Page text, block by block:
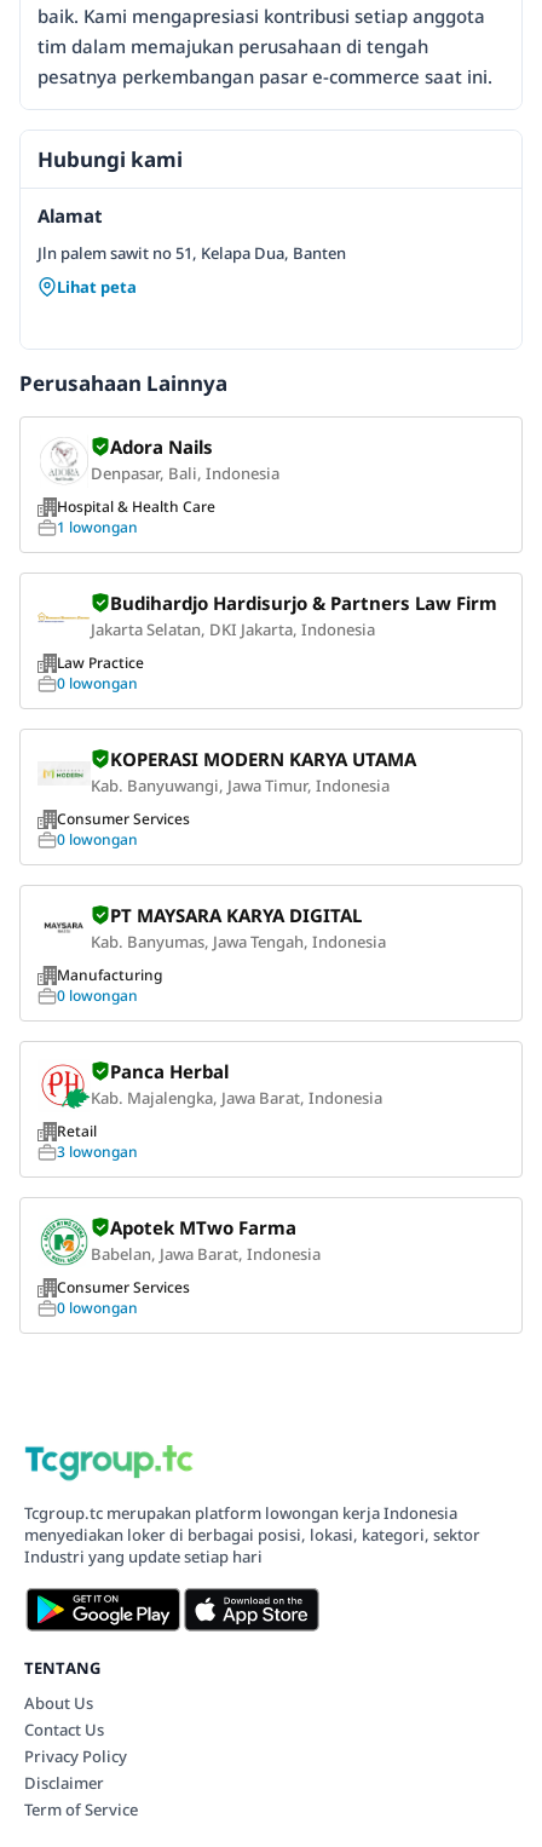
baik. Kami mengapresiasi kontribusi setiap anggota
tim dalam memajukan perusahaan di tengah
pesatnya perkembangan pasar e-commerce saat ini.
Hubungi kami
Alamat
Jln palem sawit no 51, Kelapa Dua, Banten
Lihat peta
Perusahaan Lainnya
Adora Nails
Denpasar, Bali, Indonesia
Hospital & Health Care
1 lowongan
Budihardjo Hardisurjo & Partners Law Firm
Jakarta Selatan, DKI Jakarta, Indonesia
Law Practice
0 lowongan
KOPERASI MODERN KARYA UTAMA
Kab. Banyuwangi, Jawa Timur, Indonesia
Consumer Services
0 lowongan
PT MAYSARA KARYA DIGITAL
Kab. Banyumas, Jawa Tengah, Indonesia
Manufacturing
0 lowongan
Panca Herbal
Kab. Majalengka, Jawa Barat, Indonesia
Retail
3 lowongan
Apotek MTwo Farma
Babelan, Jawa Barat, Indonesia
Consumer Services
0 lowongan
Tcgroup.tc merupakan platform lowongan kerja Indonesia
menyediakan loker di berbagai posisi, lokasi, kategori, sektor
Industri yang update setiap hari
TENTANG
About Us
Contact Us
Privacy Policy
Disclaimer
Term of Service